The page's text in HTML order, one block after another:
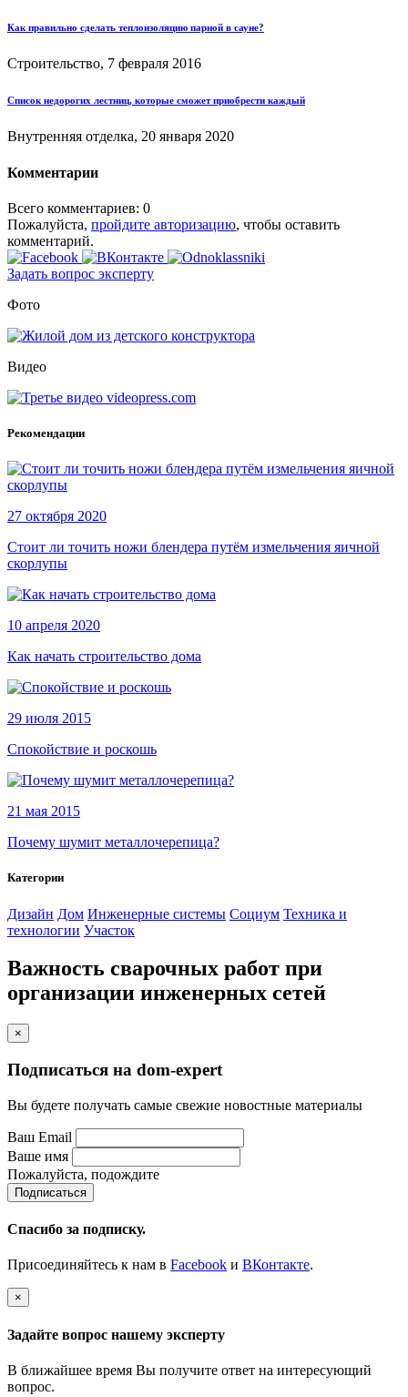
Как правильно сделать теплоизоляцию парной в сауне?
Строительство, 7 февраля 2016
Список недорогих лестниц, которые сможет приобрести каждый
Внутренняя отделка, 20 января 2020
Комментарии
Всего комментариев: 0
Пожалуйста, пройдите авторизацию, чтобы оставить
комментарий.
Задать вопрос эксперту
Фото
Видео
Рекомендации
27 октября 2020
Стоит ли точить ножи блендера путём измельчения яичной
скорлупы
10 апреля 2020
Как начать строительство дома
29 июля 2015
Спокойствие и роскошь
21 мая 2015
Почему шумит металлочерепица?
Категории
Дизайн Дом Инженерные системы Социум Техника и
технологии Участок
Важность сварочных работ при
организации инженерных сетей
×
Подписаться на dom-expert
Вы будете получать самые свежие новостные материалы
Ваш Email
Ваше имя
Пожалуйста, подождите
Спасибо за подписку.
Присоединяйтесь к нам в Facebook и ВКонтакте.
×
Задайте вопрос нашему эксперту
В ближайшее время Вы получите ответ на интересующий
вопрос.